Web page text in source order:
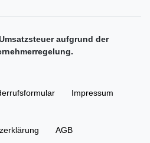
aufgrund der
Impressum
AGB